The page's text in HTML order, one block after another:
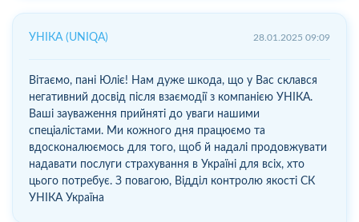
УНІКА (UNIQA) 28.01.2025 09:09
Вітаємо, пані Юліє! Нам дуже шкода, що у Вас склався
негативний досвід після взаємодії з компанією УНІКА.
Ваші зауваження прийняті до уваги нашими
спеціалістами. Ми кожного дня працюємо та
вдосконалюємось для того, щоб й надалі продовжувати
надавати послуги страхування в Україні для всіх, хто
цього потребує. З повагою, Відділ контролю якості СК
УНІКА Україна